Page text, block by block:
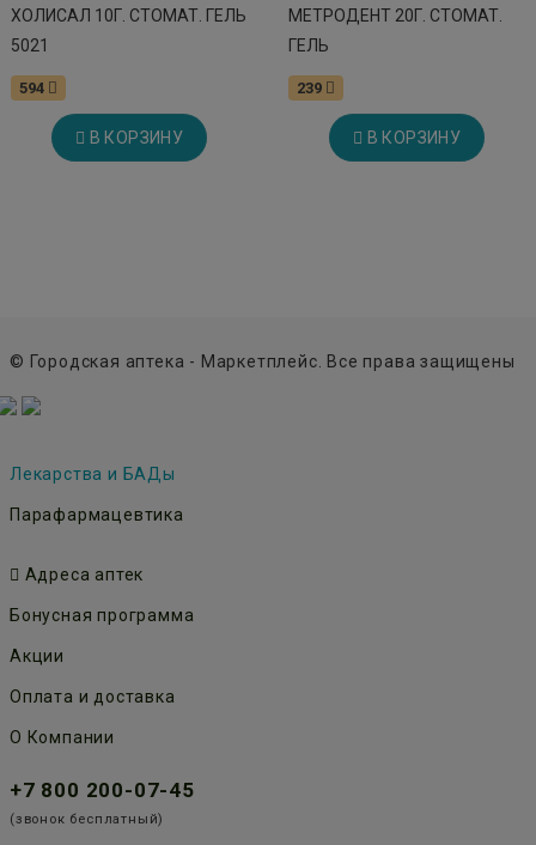
ХОЛИСАЛ 10Г. СТОМАТ. ГЕЛЬ
5021
594
В КОРЗИНУ
МЕТРОДЕНТ 20Г. СТОМАТ.
ГЕЛЬ
239
В КОРЗИНУ
© Городская аптека - Маркетплейс. Все права защищены
Лекарства и БАДы
Парафармацевтика
Адреса аптек
Бонусная программа
Акции
Оплата и доставка
О Компании
+7 800 200-07-45
(звонок бесплатный)